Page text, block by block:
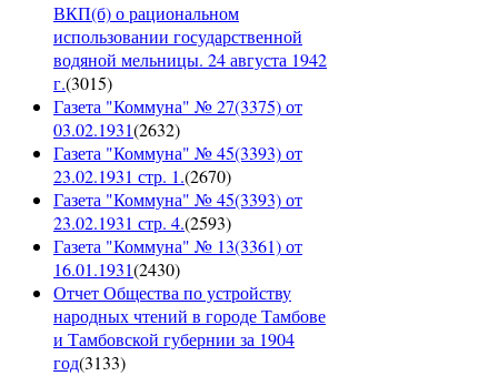
ВКП(б) о рациональном
использовании государственной
водяной мельницы. 24 августа 1942
г.(3015)
Газета "Коммуна" № 27(3375) от
03.02.1931(2632)
Газета "Коммуна" № 45(3393) от
23.02.1931 стр. 1.(2670)
Газета "Коммуна" № 45(3393) от
23.02.1931 стр. 4.(2593)
Газета "Коммуна" № 13(3361) от
16.01.1931(2430)
Отчет Общества по устройству
народных чтений в городе Тамбове
и Тамбовской губернии за 1904
год(3133)